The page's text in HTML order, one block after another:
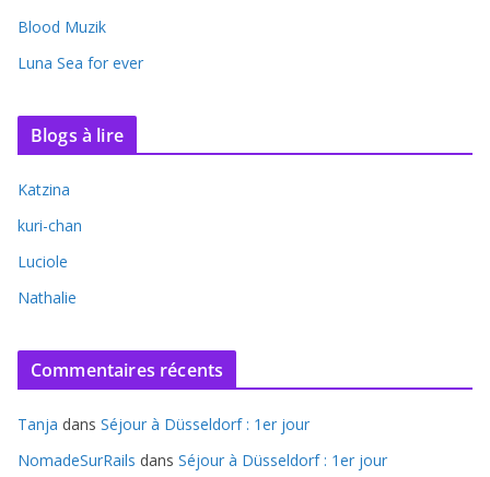
Blood Muzik
Luna Sea for ever
Blogs à lire
Katzina
kuri-chan
Luciole
Nathalie
Commentaires récents
Tanja dans Séjour à Düsseldorf : 1er jour
NomadeSurRails dans Séjour à Düsseldorf : 1er jour